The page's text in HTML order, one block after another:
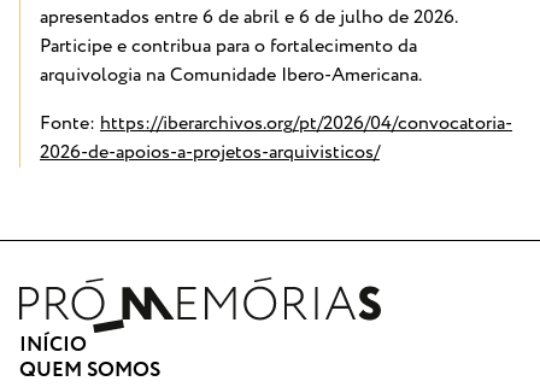
apresentados entre 6 de abril e 6 de julho de 2026.
Participe e contribua para o fortalecimento da
arquivologia na Comunidade Ibero-Americana.
Fonte: https://iberarchivos.org/pt/2026/04/convocatoria-
2026-de-apoios-a-projetos-arquivisticos/
INÍCIO
QUEM SOMOS